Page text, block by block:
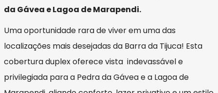
da Gávea e Lagoa de Marapendi.
Uma oportunidade rara de viver em uma das
localizações mais desejadas da Barra da Tijuca! Esta
cobertura duplex oferece vista indevassável e
privilegiada para a Pedra da Gávea e a Lagoa de